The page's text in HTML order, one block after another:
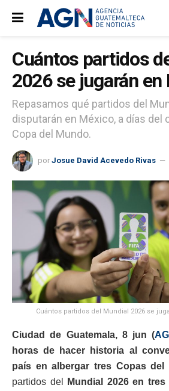
Cuántos partidos
2026 se jugarán en
Repasamos qué partidos del
disputarán en México, a días del
Copa del Mundo.
por Josue David Acevedo Rivas
Cuántos partidos del Mundial 2026 se
Ciudad de Guatemala, 8 jun (
horas de hacer historia al
país en albergar tres Copas del
partidos del
Mundial 2026 en